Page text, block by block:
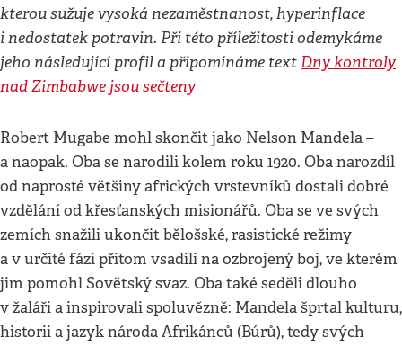
kterou sužuje vysoká nezaměstnanost, hyperinflace
i nedostatek potravin. Při této příležitosti odemykáme
jeho následující profil a připomínáme textDny kontroly
nad Zimbabwe jsou sečteny
Robert Mugabe mohl skončit jako Nelson Mandela –
a naopak. Oba se narodili kolem roku 1920. Oba narozdíl
od naprosté většiny afrických vrstevníků dostali dobré
vzdělání od křesťanských misionářů. Oba se ve svých
zemích snažili ukončit bělošské, rasistické režimy
a v určité fázi přitom vsadili na ozbrojený boj, ve kterém
jim pomohl Sovětský svaz. Oba také seděli dlouho
v žaláři a inspirovali spoluvězně: Mandela šprtal kulturu,
historii a jazyk národa Afrikánců (Búrů), tedy svých